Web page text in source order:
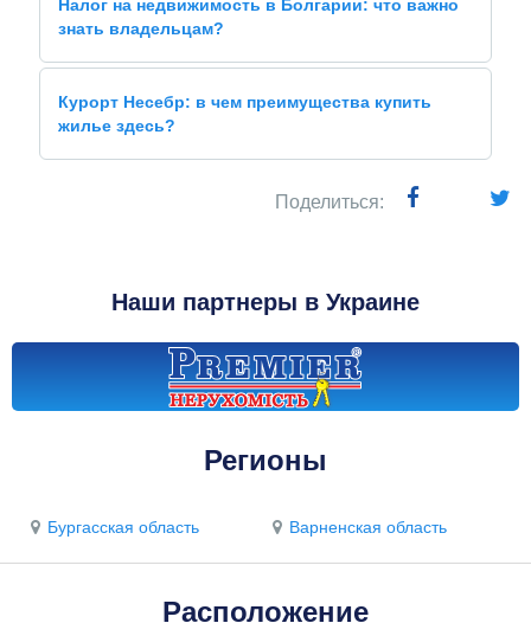
Налог на недвижимость в Болгарии: что важно
знать владельцам?
Курорт Несебр: в чем преимущества купить
жилье здесь?
Поделиться:
Наши партнеры в Украине
Регионы
Бургасская область Варненская область
Расположение